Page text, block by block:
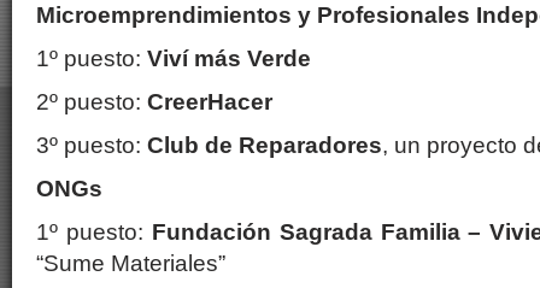
Microemprendimientos y Profesionales
1º puesto: Viví más Verde
2º puesto: CreerHacer
3º puesto: Club de Reparadores, un proyecto
ONGs
1º puesto: Fundación Sagrada Familia –
“Sume Materiales”